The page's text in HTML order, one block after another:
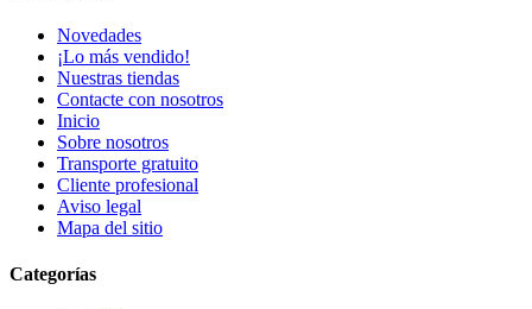
Novedades
¡Lo más vendido!
Nuestras tiendas
Contacte con nosotros
Inicio
Sobre nosotros
Transporte gratuito
Cliente profesional
Aviso legal
Mapa del sitio
Categorías